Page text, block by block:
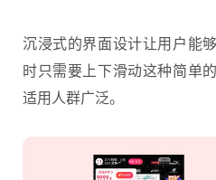
沉浸式的界面设计让用户能
时只需要上下滑动这种简单
适用人群广泛。